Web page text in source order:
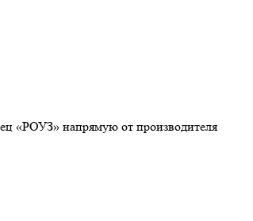
«РОУЗ» напрямую от производителя